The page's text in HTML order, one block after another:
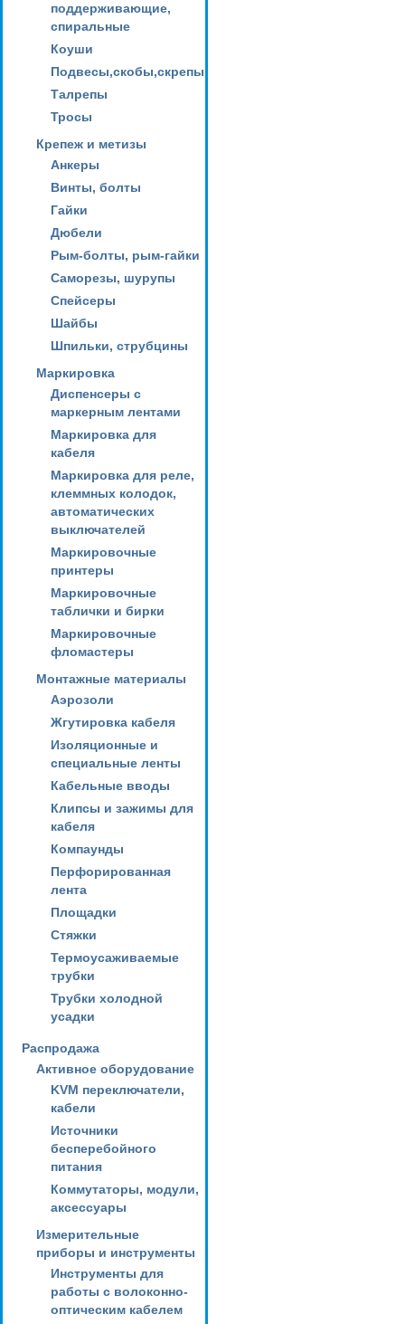
поддерживающие,
спиральные
Коуши
Подвесы,скобы,скрепы
Талрепы
Тросы
Крепеж и метизы
Анкеры
Винты, болты
Гайки
Дюбели
Рым-болты, рым-гайки
Саморезы, шурупы
Спейсеры
Шайбы
Шпильки, струбцины
Маркировка
Диспенсеры с
маркерным лентами
Маркировка для
кабеля
Маркировка для реле,
клеммных колодок,
автоматических
выключателей
Маркировочные
принтеры
Маркировочные
таблички и бирки
Маркировочные
фломастеры
Монтажные материалы
Аэрозоли
Жгутировка кабеля
Изоляционные и
специальные ленты
Кабельные вводы
Клипсы и зажимы для
кабеля
Компаунды
Перфорированная
лента
Площадки
Стяжки
Термоусаживаемые
трубки
Трубки холодной
усадки
Распродажа
Активное оборудование
KVM переключатели,
кабели
Источники
бесперебойного
питания
Коммутаторы, модули,
аксессуары
Измерительные
приборы и инструменты
Инструменты для
работы с волоконно-
оптическим кабелем